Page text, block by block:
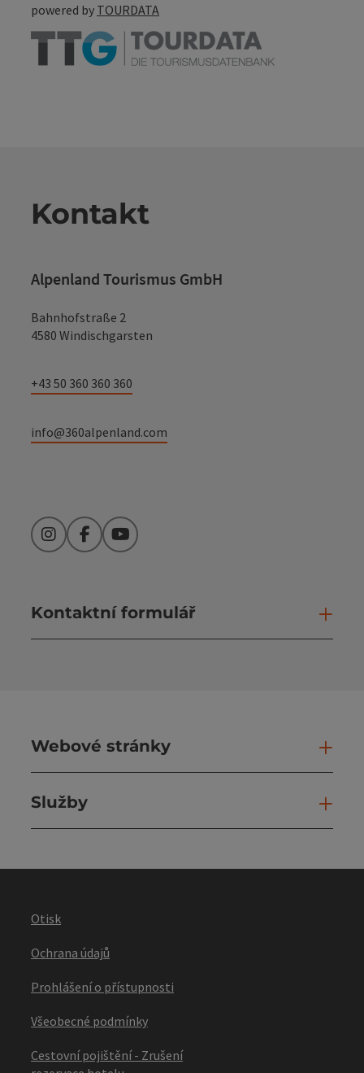
powered by TOURDATA
Kontakt
Alpenland Tourismus GmbH
Bahnhofstraße 2
4580 Windischgarsten
+43 50 360 360 360
info@360alpenland.com
InstagramFacebookYouTube
Kontaktní formulář
Webové stránky
Služby
Otisk
Ochrana údajů
Prohlášení o přístupnosti
Všeobecné podmínky
Cestovní pojištění - Zrušení